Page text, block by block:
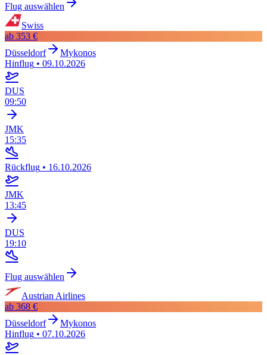
Flug auswählen
Swiss
ab 353 €
Düsseldorf
Mykonos
Hinflug • 09.10.2026
DUS
09:50
JMK
15:35
Rückflug • 16.10.2026
JMK
13:45
DUS
19:10
Flug auswählen
Austrian Airlines
ab 368 €
Düsseldorf
Mykonos
Hinflug • 07.10.2026